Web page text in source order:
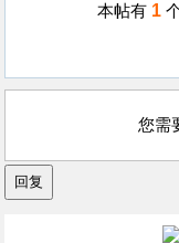
本帖有 1
您需